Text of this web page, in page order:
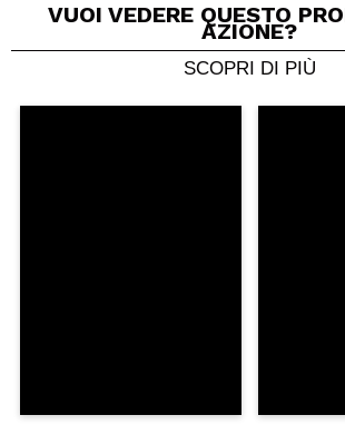
Condividi un video o una
Il tuo video potrebbe essere il primo.
VUOI VEDERE QUESTO
AZIONE?
SCOPRI DI PIÙ